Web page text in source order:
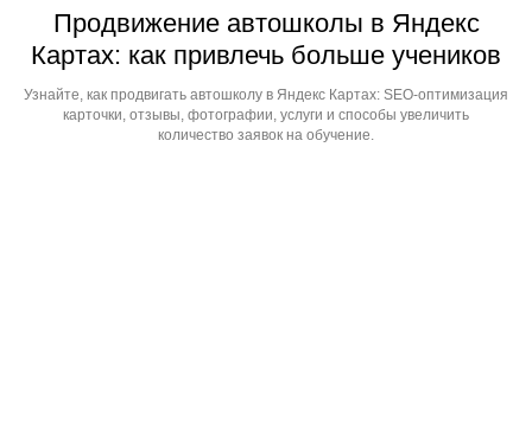
Продвижение автошколы в Яндекс
Картах: как привлечь больше учеников
Узнайте, как продвигать автошколу в Яндекс Картах: SEO-оптимизация
карточки, отзывы, фотографии, услуги и способы увеличить
количество заявок на обучение.